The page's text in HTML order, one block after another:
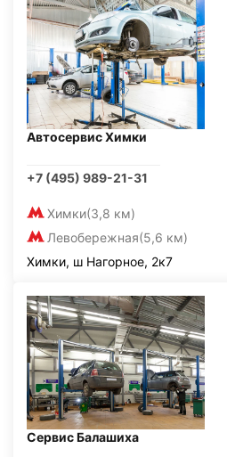
Автосервис Химки
+7 (495) 989-21-31
Химки(3,8 км)
Левобережная(5,6 км)
Химки, ш Нагорное, 2к7
Сервис Балашиха